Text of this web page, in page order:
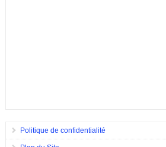
Politique de confidentialité